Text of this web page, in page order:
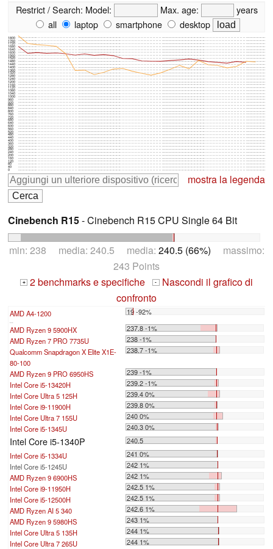
Restrict / Search: Model: Max. age:
years
all
laptop smartphone desktop
0
40
80
120
160
200
240
280
320
360
400
440
480
520
560
600
640
680
720
760
800
840
880
920
960
1000
1040
1080
1120
1160
1200
1240
1280
1320
1360
1400
1440
1480
1520
1560
1600
1640
1680
1720
1760
1800
mostra la legenda
Cinebench R15- Cinebench R15 CPU Single 64 Bit
min: 238 media: 240.5 media: 240.5 (66%) massimo:
243 Points
+ 2 benchmarks e specifiche - Nascondi il grafico di
confronto
AMD A4-1200 19 -92%
AMD Ryzen 9 5900HX
237.8 -1%
AMD Ryzen 7 PRO 7735U
238 -1%
Qualcomm Snapdragon X Elite X1E-
80-100
238.7 -1%
AMD Ryzen 9 PRO 6950HS
239 -1%
Intel Core i5-13420H
239.2 -1%
Intel Core Ultra 5 125H
239.4 0%
Intel Core i9-11900H
239.8 0%
Intel Core Ultra 7 155U
240 0%
Intel Core i5-1345U
240.3 0%
Intel Core i5-1340P
240.5
Intel Core i5-1334U
241 0%
Intel Core i5-1245U
242 1%
AMD Ryzen 9 6900HS
242 1%
Intel Core i9-11950H
242.5 1%
Intel Core i5-12500H
242.5 1%
AMD Ryzen AI 5 340
242.6 1%
AMD Ryzen 9 5980HS
243 1%
Intel Core Ultra 5 135H
244 1%
Intel Core Ultra 7 265U
244 1%